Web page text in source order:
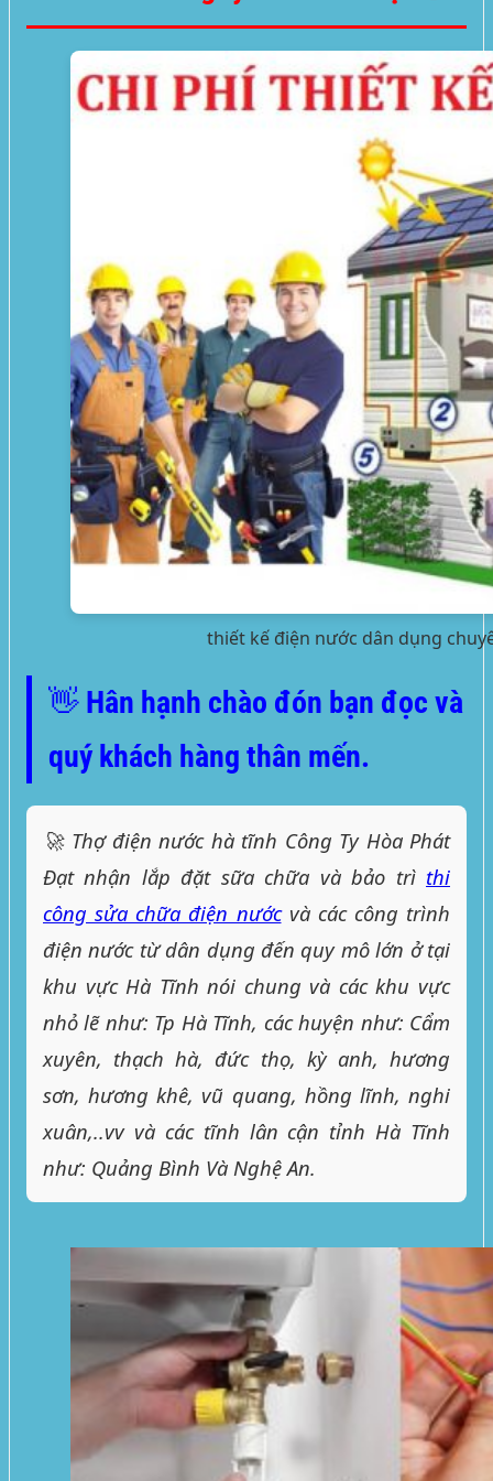
thiết kế điện nước dân dụng
👋 Hân hạnh chào đón bạn đọc và
quý khách hàng thân mến.
🚀 Thợ điện nước hà tĩnh Công Ty Hòa Phát
Đạt nhận lắp đặt sữa chữa và bảo trì thi
công sửa chữa điện nướcvà các công trình
điện nước từ dân dụng đến quy mô lớn ở tại
khu vực Hà Tĩnh nói chung và các khu vực
nhỏ lẽ như: Tp Hà Tĩnh, các huyện như: Cẩm
xuyên, thạch hà, đức thọ, kỳ anh, hương
sơn, hương khê, vũ quang, hồng lĩnh, nghi
xuân,..vv và các tĩnh lân cận tỉnh Hà Tĩnh
như: Quảng Bình Và Nghệ An.